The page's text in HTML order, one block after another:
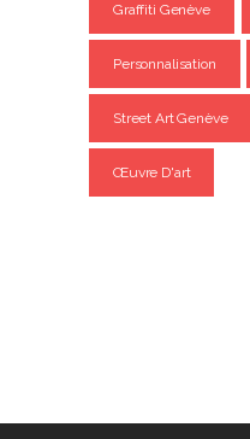
Graffiti Genève
Personnalisation
Street Art Genève
Œuvre D'art